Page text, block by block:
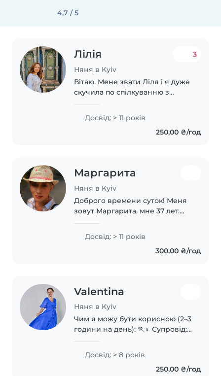
4,7 / 5
Лілія
Няня в Kyiv
3
Вітаю. Мене звати Ліля і я дуже
скучила по спілкуванню з
племінники та хрещеники вже
дорослі) Маю багаторічний
медичний досвід та досвід
Досвід: > 11 років
250,00 ₴/год
Маргарита
Няня в Kyiv
Доброго времени суток! Меня
зовут Маргарита, мне 37 лет.
доброжелательный, честный и
ответственный человек. Люблю
Досвід: > 11 років
300,00 ₴/год
Valentina
Няня в Kyiv
Чим я можу бути корисною (2–3
години на день): 🏃♀️ Супровід:
школи чи садочка, відведу на
гуртки чи секції. Ви можете
бути спокійні — малюк буде
Досвід: > 8 років
250,00 ₴/год